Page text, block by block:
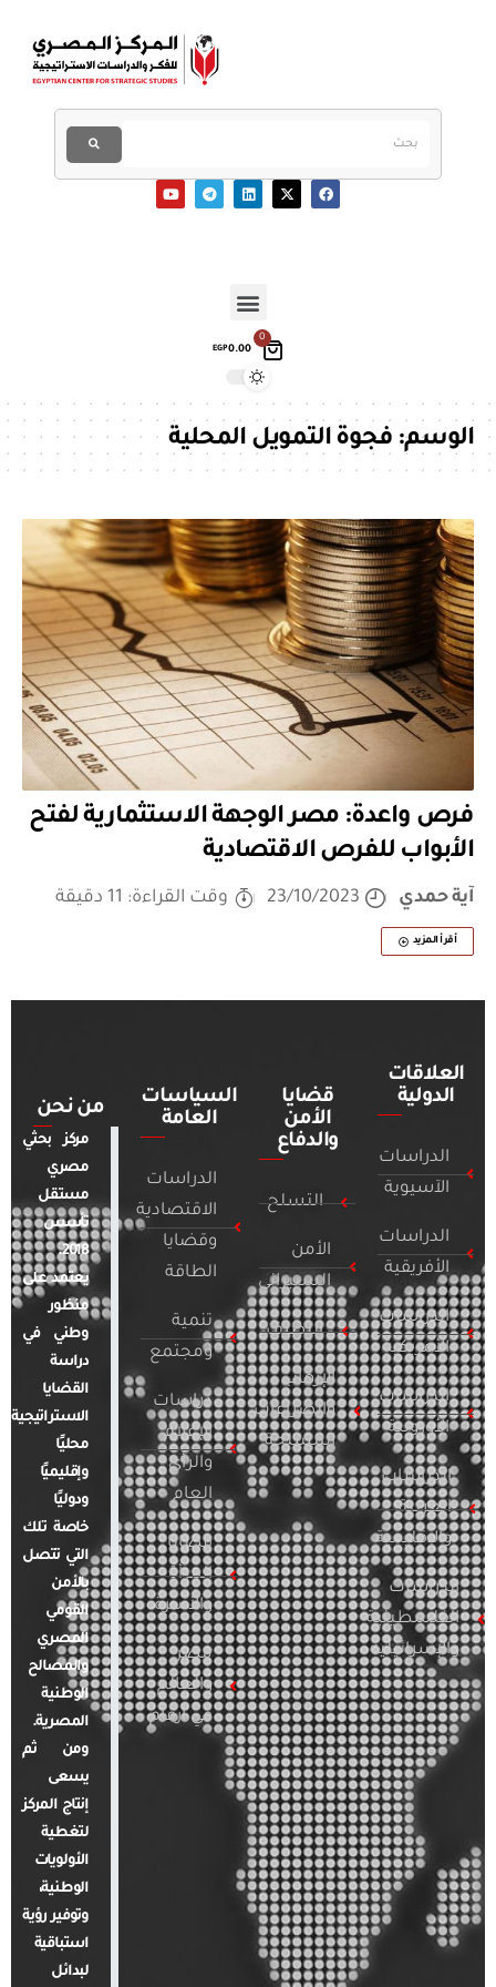
0
EGP0.00
الوسم:فجوة التمويل المحلية
فرص واعدة: مصر الوجهة الاستثمارية لفتح
الأبواب للفرص الاقتصادية
آية حمدي 23/10/2023 وقت القراءة: 11 دقيقة
أقرأ المزيد
العلاقات
الدولية
الدراسات
الآسيوية
الدراسات
الأفريقية
الدراسات
الأمريكية
الدراسات
الأوروبية
الدراسات
العربية
والإقليمية
الدراسات
الفلسطينية
والإسرائيلية
قضايا
الأمن
والدفاع
التسلح
الأمن
السيبراني
التطرف
الإرهاب
والصراعات
المسلحة
السياسات
العامة
الدراسات
الاقتصادية
وقضايا
الطاقة
تنمية
ومجتمع
دراسات
الإعلام
والرأي
العام
قضايا
المرأة
والأسرة
مصر
والعالم
في أرقام
من نحن
مركز بحثي
مصري
مستقل
تأسس
2018.
يعتمد على
منظور
وطني في
دراسة
القضايا
الاستراتيجية
محليًا
وإقليميًا
ودوليًا
خاصة تلك
التي تتصل
بالأمن
القومي
المصري
والمصالح
الوطنية
المصرية.
ومن ثم
يسعى
إنتاج المركز
لتغطية
الأولويات
الوطنية،
وتوفير رؤية
استباقية
لبدائل